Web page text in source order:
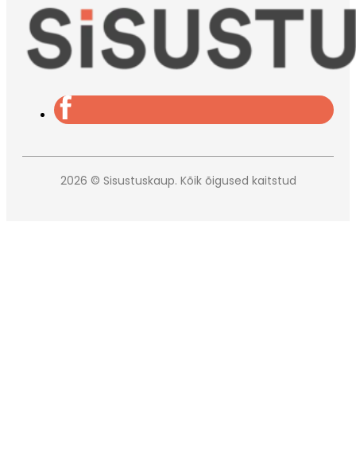
2026 © Sisustuskaup. Kõik õigused kaitstud